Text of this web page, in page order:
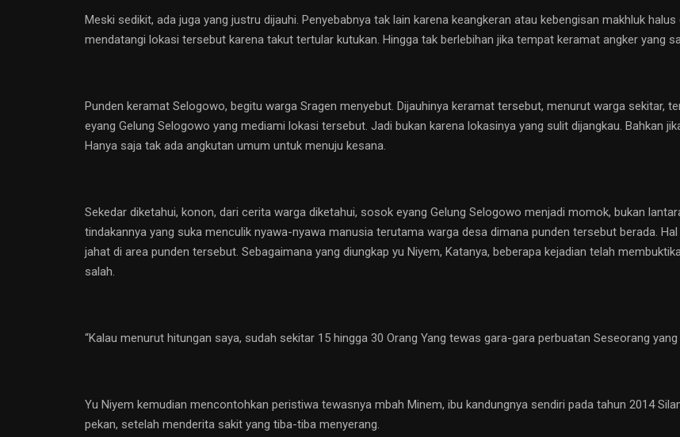
Meski sedikit, ada juga yang justru dijauhi. Penyebabnya tak lain karena keangkeran atau kebengisan makhluk
mendatangi lokasi tersebut karena takut tertular kutukan. Hingga tak berlebihan jika tempat keramat angker yang
Punden keramat Selogowo, begitu warga Sragen menyebut. Dijauhinya keramat tersebut, menurut warga sekitar,
eyang Gelung Selogowo yang mediami lokasi tersebut. Jadi bukan karena lokasinya yang sulit dijangkau. Bahkan
Hanya saja tak ada angkutan umum untuk menuju kesana.
Sekedar diketahui, konon, dari cerita warga diketahui, sosok eyang Gelung Selogowo menjadi momok, bukan
tindakannya yang suka menculik nyawa-nyawa manusia terutama warga desa dimana punden tersebut berada.
jahat di area punden tersebut. Sebagaimana yang diungkap yu Niyem, Katanya, beberapa kejadian telah
salah.
“Kalau menurut hitungan saya, sudah sekitar 15 hingga 30 Orang Yang tewas gara-gara perbuatan Seseorang
Yu Niyem kemudian mencontohkan peristiwa tewasnya mbah Minem, ibu kandungnya sendiri pada tahun 2014
pekan, setelah menderita sakit yang tiba-tiba menyerang.